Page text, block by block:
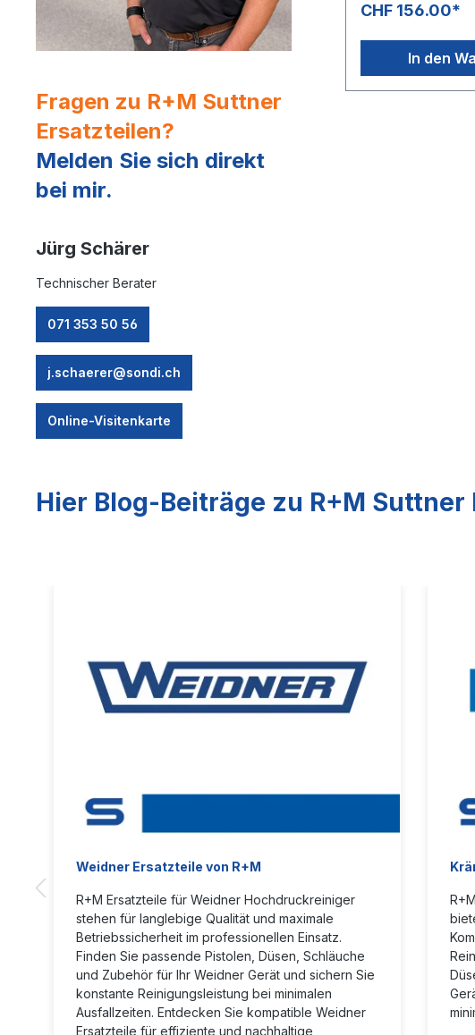
Fragen zu R+M Suttner
Ersatzteilen?
Melden Sie sich direkt
bei mir.
Jürg Schärer
Technischer Berater
071 353 50 56
j.schaerer@sondi.ch
Online-Visitenkarte
CHF 156.00*
In den
Hier Blog-Beiträge zu R+M
Weidner Ersatzteile von R+M
R+M Ersatzteile für Weidner Hochdruckreiniger
stehen für langlebige Qualität und maximale
Betriebssicherheit im professionellen Einsatz.
Finden Sie passende Pistolen, Düsen, Schläuche
und Zubehör für Ihr Weidner Gerät und sichern Sie
konstante Reinigungsleistung bei minimalen
Ausfallzeiten. Entdecken Sie kompatible Weidner
Ersatzteile für effiziente und nachhaltige